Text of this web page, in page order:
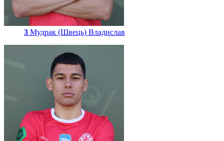
3 Мудрак (Швець) Владислав